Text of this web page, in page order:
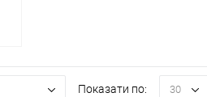
Показати по: 30